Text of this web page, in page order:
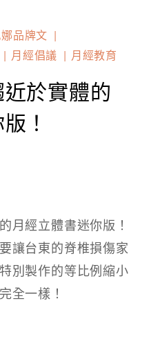
品牌文
月經倡議 月經教育
於實體的
！
月經立體書迷你版！
讓台東的脊椎損傷家
別製作的等比例縮小
全一樣！